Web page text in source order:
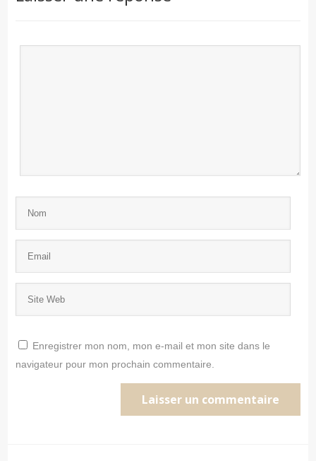
Enregistrer mon nom, mon e-mail et mon site dans le
navigateur pour mon prochain commentaire.